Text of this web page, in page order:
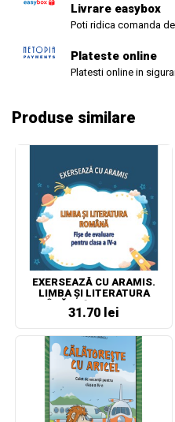
Livrare easybox
Poti ridica comanda
Plateste online
Platesti online in
Produse similare
EXERSEAZĂ CU ARAMIS.
LIMBA ȘI LITERATURA
ROMÂNĂ. FIȘE DE EVALUARE
CLASA A IV-A
31.70 lei